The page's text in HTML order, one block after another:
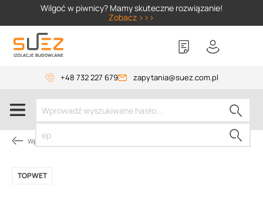
Wilgoć w piwnicy? Mamy skuteczne rozwiązanie!
Zobacz >>>
+48 732 227 679 zapytania@suez.com.pl
Wpusty i akcesoria
TOPWET